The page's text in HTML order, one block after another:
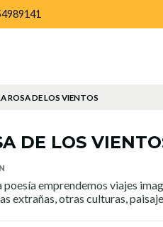
ROSA DE LOS VIENTOS
DE LOS
poesía emprendemos viajes
extrañas, otras culturas,